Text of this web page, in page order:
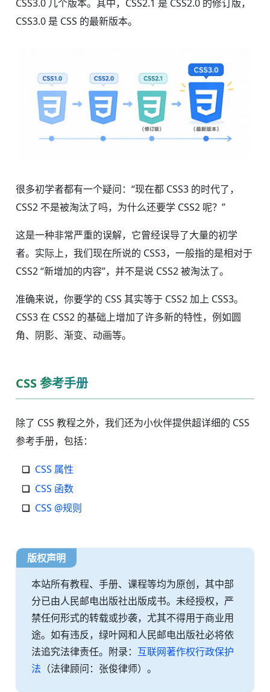
CSS3.0 几个版本。其中，CSS2.1 是 CSS2.0 的修订版，
CSS3.0 是 CSS 的最新版本。
很多初学者都有一个疑问：“现在都 CSS3 的时代了，
CSS2 不是被淘汰了吗，为什么还要学 CSS2 呢？”
这是一种非常严重的误解，它曾经误导了大量的初学
者。实际上，我们现在所说的 CSS3，一般指的是相对于
CSS2 “新增加的内容”，并不是说 CSS2 被淘汰了。
准确来说，你要学的 CSS 其实等于 CSS2 加上 CSS3。
CSS3 在 CSS2 的基础上增加了许多新的特性，例如圆
角、阴影、渐变、动画等。
CSS 参考手册
除了 CSS 教程之外，我们还为小伙伴提供超详细的 CSS
参考手册，包括：
CSS 属性
CSS 函数
CSS @规则
版权声明
本站所有教程、手册、课程等均为原创，其中部
分已由人民邮电出版社出版成书。未经授权，严
禁任何形式的转载或抄袭，尤其不得用于商业用
途。如有违反，绿叶网和人民邮电出版社必将依
法追究法律责任。附录： 互联网著作权行政保护
法 （法律顾问：张俊律师）。